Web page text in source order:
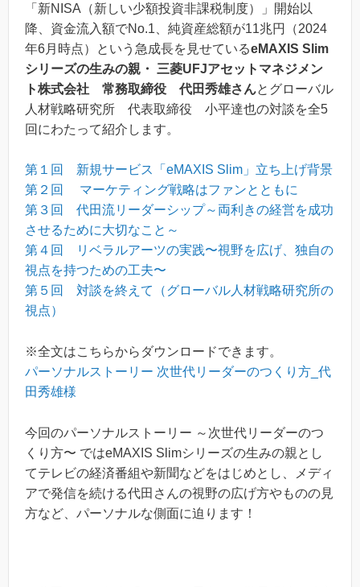
「新NISA（新しい少額投資非課税制度）」開始以
降、資金流入額でNo.1、純資産総額が11兆円（2024
年6月時点）という急成長を見せているeMAXIS Slim
シリーズの生みの親・ 三菱UFJアセットマネジメン
ト株式会社 常務取締役 代田秀雄さんとグローバル
人材戦略研究所 代表取締役 小平達也の対談を全5
回にわたって紹介します。
第１回 新規サービス「eMAXIS Slim」立ち上げ背景
第２回 マーケティング戦略はファンとともに
第３回 代田流リーダーシップ～両利きの経営を成功
させるために大切なこと～
第４回 リベラルアーツの実践〜視野を広げ、独自の
視点を持つための工夫〜
第５回 対談を終えて（グローバル人材戦略研究所の
視点）
※全文はこちらからダウンロードできます。
パーソナルストーリー 次世代リーダーのつくり方_代
田秀雄様
今回のパーソナルストーリー ～次世代リーダーのつ
くり方〜 ではeMAXIS Slimシリーズの生みの親とし
てテレビの経済番組や新聞などをはじめとし、メディ
アで発信を続ける代田さんの視野の広げ方やものの見
方など、パーソナルな側面に迫ります！